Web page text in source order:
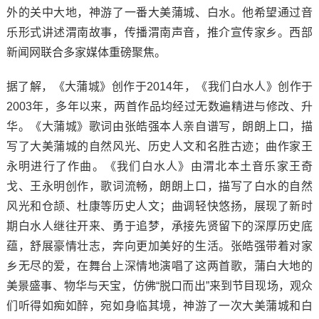
外的关中大地，神游了一番大美蒲城、白水。他希望通过音
乐形式讲述渭南故事，传播渭南声音，推介宣传家乡。西部
新闻网联合多家媒体重磅聚焦。
据了解，《大蒲城》创作于2014年，《我们白水人》创作于
2003年，多年以来，两首作品均经过无数遍精进与修改、升
华。《大蒲城》歌词由张皓强本人亲自谱写，朗朗上口，描
写了大美蒲城的自然风光、历史人文和名胜古迹；曲作家王
永明进行了作曲。《我们白水人》由渭北本土音乐家王奇
戈、王永明创作，歌词流畅，朗朗上口，描写了白水的自然
风光和仓颉、杜康等历史人文；曲调轻快悠扬，展现了新时
期白水人继往开来、勇于追梦，承接先贤留下的深厚历史底
蕴，舒展豪情壮志，奔向更加美好的生活。张皓强带着对家
乡无尽的爱，在舞台上深情地演唱了这两首歌，蒲白大地的
美景盛事、物华与天宝，仿佛“脱口而出”来到节目现场，观众
们听得如痴如醉，宛如身临其境，神游了一次大美蒲城和白